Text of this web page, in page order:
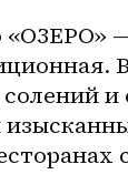
«ОЗЕРО»
и